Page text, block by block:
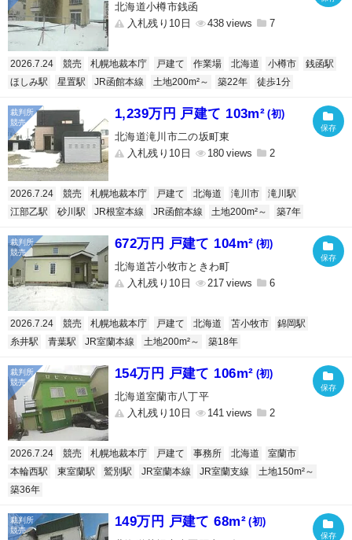
北海道小樽市銭函
入札残り10日
438 7
2026.7.24 競売 札幌地裁本庁 戸建て 作業場 北海道 小樽市
銭函駅
ほしみ駅
星置駅 JR函館本線 土地200m²～ 築22年 徒歩1分
1,239万円 戸建て 103m² (初)
北海道滝川市二の坂町東
入札残り10日
180 2
2026.7.24 競売 札幌地裁本庁 戸建て 北海道 滝川市
滝川駅
江部乙駅
砂川駅 JR根室本線 JR函館本線 土地200m²～ 築7年
672万円 戸建て 104m² (初)
北海道苫小牧市ときわ町
入札残り10日
217 6
2026.7.24 競売 札幌地裁本庁 戸建て 北海道 苫小牧市
錦岡駅
糸井駅
青葉駅 JR室蘭本線 土地200m²～ 築18年
154万円 戸建て 106m² (初)
北海道室蘭市八丁平
入札残り10日
141 2
2026.7.24 競売 札幌地裁本庁 戸建て 事務所 北海道
室蘭市
本輪西駅
東室蘭駅 鷲別駅 JR室蘭本線 JR室蘭支線
土地150m²～
築36年
149万円 戸建て 68m² (初)